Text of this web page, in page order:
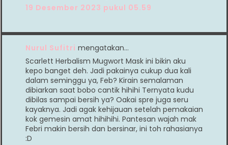
19 Desember 2023 pukul 05.59
Nurul Sufitri mengatakan…
Scarlett Herbalism Mugwort Mask ini bikin aku
kepo banget deh. Jadi pakainya cukup dua kali
dalam seminggu ya, Feb? Kirain semalaman
dibiarkan saat bobo cantik hihihi Ternyata kudu
dibilas sampai bersih ya? Oakai spre juga seru
kayaknya. Jadi agak kehijauan setelah pemakaian
kok gemesin amat hihihihi. Pantesan wajah mak
Febri makin bersih dan bersinar, ini toh rahasianya
:D